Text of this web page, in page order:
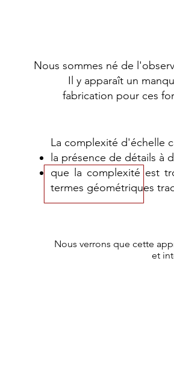
Nous sommes né de
Il y apparaît un
fabrication pour ces
La complexité d'échelle
la présence de détails à
que la complexité est
termes géométriques
Nous verrons que cette
et